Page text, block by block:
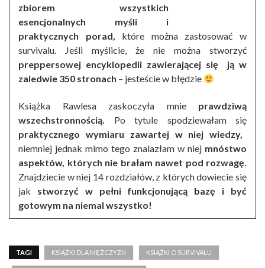
zbiorem wszystkich
esencjonalnych myśli i
praktycznych porad, które można zastosować w
survivalu. Jeśli myślicie, że nie można stworzyć
preppersowej encyklopedii zawierającej się ją w
zaledwie 350 stronach – jesteście w błędzie
Książka Rawlesa zaskoczyła mnie prawdziwą
wszechstronnością. Po tytule spodziewałam się
praktycznego wymiaru zawartej w niej wiedzy,
niemniej jednak mimo tego znalazłam w niej mnóstwo
aspektów, których nie brałam nawet pod rozwagę.
Znajdziecie w niej 14 rozdziałów, z których dowiecie się
jak stworzyć w pełni funkcjonującą bazę i być
gotowym na niemal wszystko!
TAGI KSIĄŻKI DLA MĘŻCZYZN KSIĄŻKI O SURVIVALU